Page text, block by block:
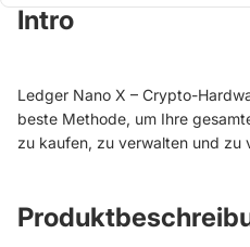
Intro
Ledger Nano X – Crypto-
beste Methode, um Ihre
zu kaufen, zu verwalten und zu